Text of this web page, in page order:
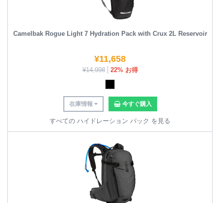
Camelbak Rogue Light 7 Hydration Pack with Crux 2L Reservoir
¥11,658
¥14,998 22% お得
在庫情報 今すぐ購入
すべての ハイドレーション パック を見る